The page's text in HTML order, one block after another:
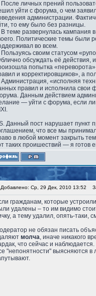
После личных прений
уйти с форума, о чем
администрации.
то ему было без разницы.
В теме развернулась кампания
Политические темы были
во всем.
Пользуясь своим статусом
обсуждать её действия,
попытка
и корректировщиков», а
Администрация, «исполняя
правил и исполнила свои
Данным действием
— уйти с форума, если
Данный пост нарушает пункт
что все мы
в любой момент закрыть
таких проишествий — я готов
Добавлено: Ср, 29 Дек, 2010 13:52
гражданам, которые
удалены – то им видимо
а тему удалил, опять-таки,
не обязан писать
молча, иначе никакого
что сейчас и наблюдается.
"непонятности" выясняются